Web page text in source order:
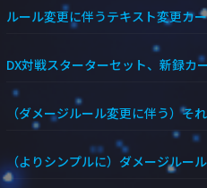
ルール変更に伴うテキスト変更カ
DX対戦スターターセット、新録カ
（ダメージルール変更に伴う）そ
（よりシンプルに）ダメージルー